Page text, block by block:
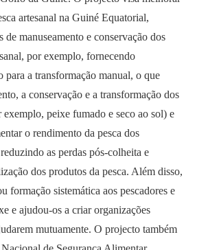
artesanal na Guiné Equatorial,
de manuseamento e conservação dos
por exemplo, fornecendo
para a transformação manual, o que
a conservação e a transformação dos
exemplo, peixe fumado e seco ao sol) e
o rendimento da pesca dos
as perdas pós-colheita e
dos produtos da pesca. Além disso,
formação sistemática aos pescadores e
e ajudou-os a criar organizações
mutuamente. O projecto também